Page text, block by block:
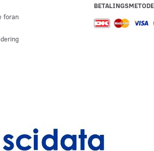
foran